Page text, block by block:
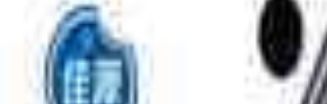
题推广曲 佟丽娅催泪出演MV
国内首部反家暴电影《我经过风暴》发布由徐佳莹
演唱的同名主题推广曲MV，，，
佟丽娅出演。。。。面 ...